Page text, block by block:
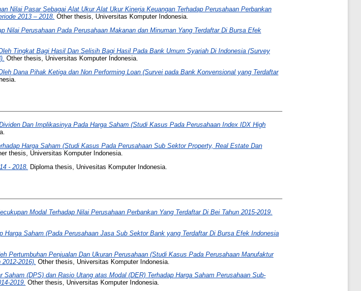
Nilai Pasar Sebagai Alat Ukur Alat Ukur Kinerja Keuangan Terhadap Perusahaan Perbankan
2013 – 2018. Other thesis, Universitas Komputer Indonesia.
Nilai Perusahaan Pada Perusahaan Makanan dan Minuman Yang Terdaftar Di Bursa Efek
Tingkat Bagi Hasil Dan Selisih Bagi Hasil Pada Bank Umum Syariah Di Indonesia (Survey
Other thesis, Universitas Komputer Indonesia.
Dana Pihak Ketiga dan Non Performing Loan (Survei pada Bank Konvensional yang Terdaftar
Dan Implikasinya Pada Harga Saham (Studi Kasus Pada Perusahaan Index IDX High
Harga Saham (Studi Kasus Pada Perusahaan Sub Sektor Property, Real Estate Dan
thesis, Universitas Komputer Indonesia.
- 2018. Diploma thesis, Univesitas Komputer Indonesia.
Modal Terhadap Nilai Perusahaan Perbankan Yang Terdaftar Di Bei Tahun 2015-2019.
Harga Saham (Pada Perusahaan Jasa Sub Sektor Bank yang Terdaftar Di Bursa Efek Indonesia
Pertumbuhan Penjualan Dan Ukuran Perusahaan (Studi Kasus Pada Perusahaan Manufaktur
2016). Other thesis, Universitas Komputer Indonesia.
(DPS) dan Rasio Utang atas Modal (DER) Terhadap Harga Saham Perusahaan Sub-
2019. Other thesis, Universitas Komputer Indonesia.